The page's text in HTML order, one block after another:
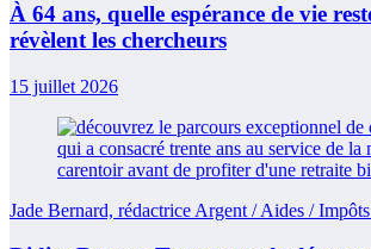
À 64 ans, quelle espérance de vie
révèlent les chercheurs
15 juillet 2026
Jade Bernard, rédactrice Argent / Aides /